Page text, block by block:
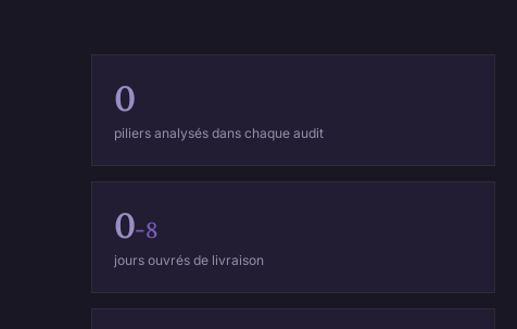
0
piliers analysés dans chaque audit
0-8
jours ouvrés de livraison